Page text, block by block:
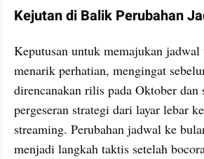
Kejutan di Balik Perubahan
Keputusan untuk memajukan
menarik perhatian, mengingat
direncanakan rilis pada Oktober dan
pergeseran strategi dari layar lebar
streaming. Perubahan jadwal ke
menjadi langkah taktis setelah